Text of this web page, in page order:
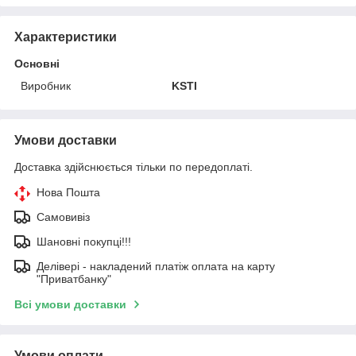
Характеристики
Основні
Виробник
KSTI
Умови доставки
Доставка здійснюється тільки по передоплаті.
Нова Пошта
Самовивіз
Шановні покупці!!!
Делівері - накладений платіж оплата на карту
"Приватбанку"
Всі умови доставки